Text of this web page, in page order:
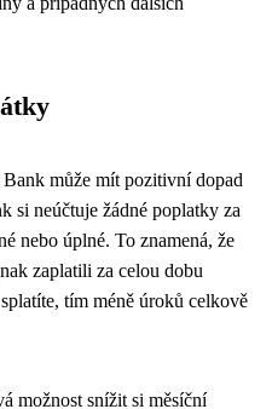
může mít pozitivní dopad
si neúčtuje žádné poplatky za
nebo úplné. To znamená, že
zaplatili za celou dobu
tím méně úroků celkově
možnost snížit si měsíční